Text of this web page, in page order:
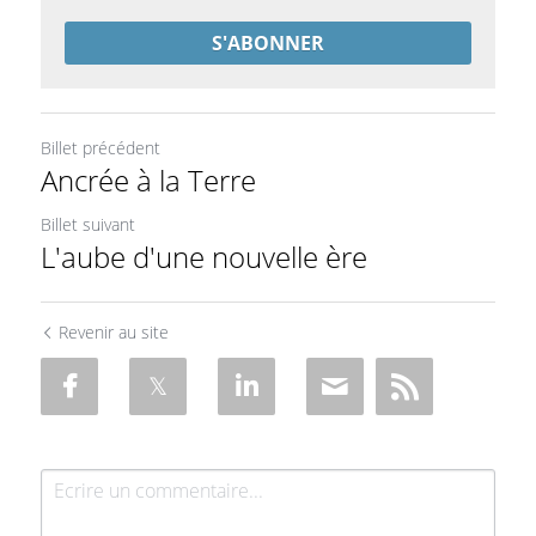
S'ABONNER
Billet précédent
Ancrée à la Terre
Billet suivant
L'aube d'une nouvelle ère
Revenir au site